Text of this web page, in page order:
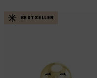
BESTSELLER